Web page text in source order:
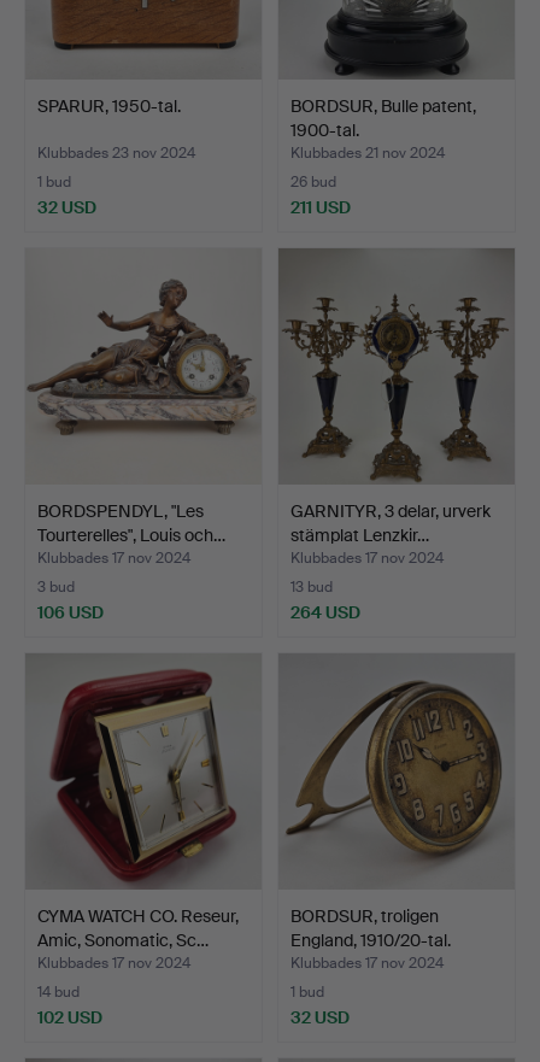
SPARUR, 1950-tal.
Klubbades 23 nov 2024
1 bud
32 USD
BORDSUR, Bulle patent,
1900-tal.
Klubbades 21 nov 2024
26 bud
211 USD
BORDSPENDYL, "Les
Tourterelles", Louis och…
Klubbades 17 nov 2024
3 bud
106 USD
GARNITYR, 3 delar, urverk
stämplat Lenzkir…
Klubbades 17 nov 2024
13 bud
264 USD
CYMA WATCH CO. Reseur,
Amic, Sonomatic, Sc…
Klubbades 17 nov 2024
14 bud
102 USD
BORDSUR, troligen
England, 1910/20-tal.
Klubbades 17 nov 2024
1 bud
32 USD